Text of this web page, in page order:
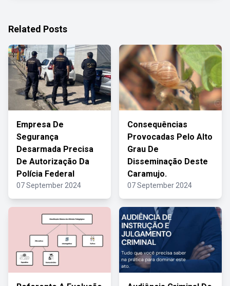
Related Posts
Empresa De
Segurança
Desarmada Precisa
De Autorização Da
Polícia Federal
07 September 2024
Consequências
Provocadas Pelo Alto
Grau De
Disseminação Deste
Caramujo.
07 September 2024